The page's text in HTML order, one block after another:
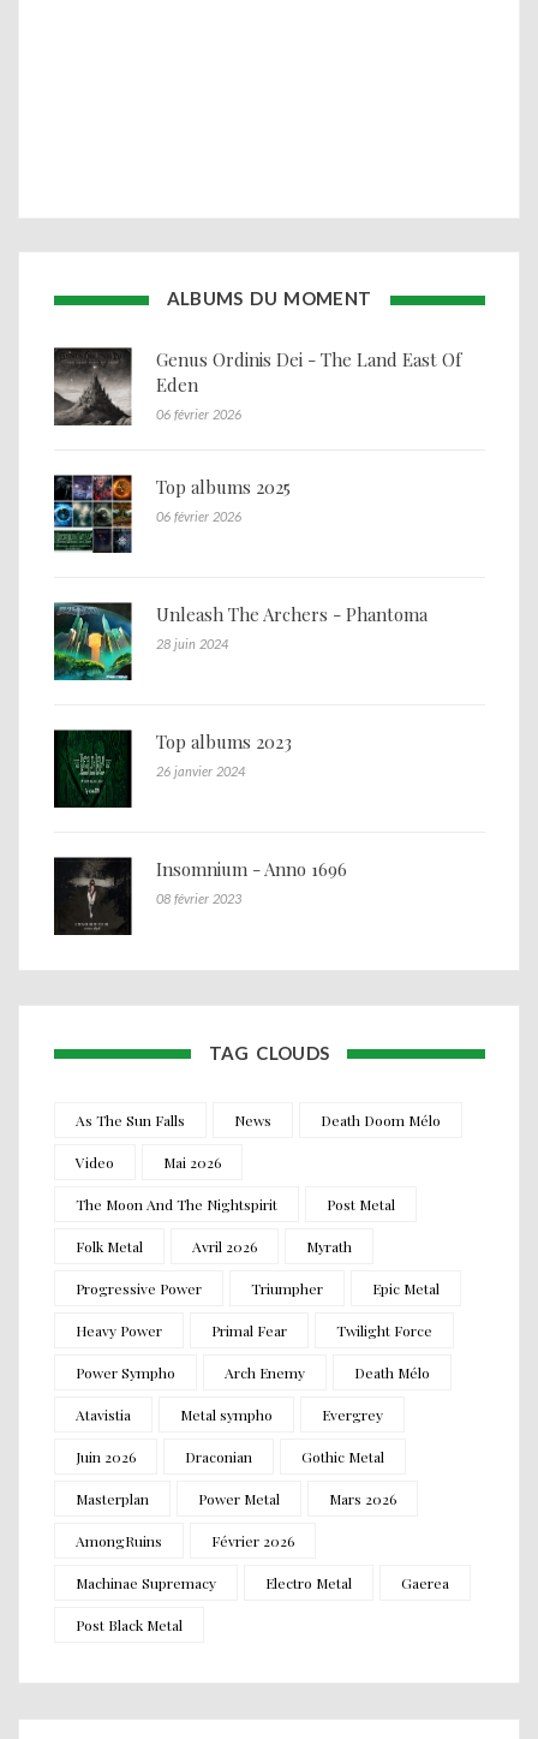
ALBUMS DU MOMENT
Genus Ordinis Dei - The Land East Of
Eden
06 février 2026
Top albums 2025
06 février 2026
Unleash The Archers - Phantoma
28 juin 2024
Top albums 2023
26 janvier 2024
Insomnium - Anno 1696
08 février 2023
TAG CLOUDS
As The Sun Falls News Death Doom Mélo
Video Mai 2026
The Moon And The Nightspirit Post Metal
Folk Metal Avril 2026 Myrath
Progressive Power Triumpher Epic Metal
Heavy Power Primal Fear Twilight Force
Power Sympho Arch Enemy Death Mélo
Atavistia Metal sympho Evergrey
Juin 2026 Draconian Gothic Metal
Masterplan Power Metal Mars 2026
AmongRuins Février 2026
Machinae Supremacy Electro Metal Gaerea
Post Black Metal